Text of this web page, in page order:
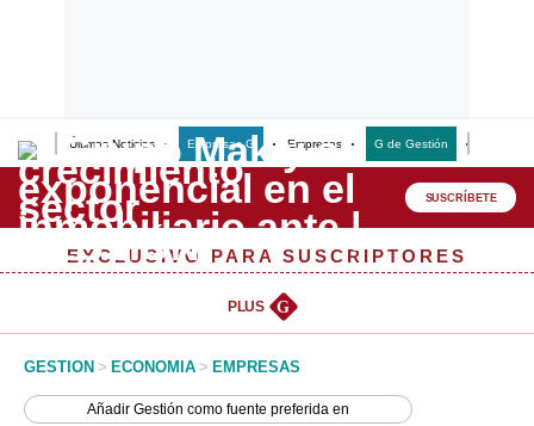
Últimas Noticias Empresas G Empresas G de Gestión
Lo último
Peru Quiosco
Management & Empleo
SUSCRÍBETE
EXCLUSIVO PARA SUSCRIPTORES
PLUS G
GESTION > ECONOMIA > EMPRESAS
AñadirGestión como fuente preferida en